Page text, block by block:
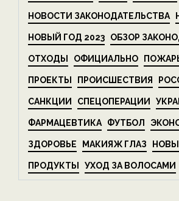
НОВОСТИ ЗАКОНОДАТЕЛЬСТВА
НОВЫЙ ГОД 2023 ОБЗОР
ОТХОДЫ ОФИЦИАЛЬНО
ПРОЕКТЫ ПРОИСШЕСТВИЯ
САНКЦИИ СПЕЦОПЕРАЦИИ
ФАРМАЦЕВТИКА ФУТБОЛ
ЗДОРОВЬЕ МАКИЯЖ ГЛАЗ
ПРОДУКТЫ УХОД ЗА ВОЛОСАМИ